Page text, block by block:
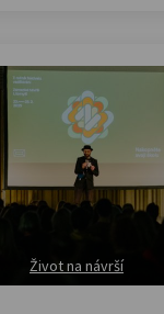
Život na návrší